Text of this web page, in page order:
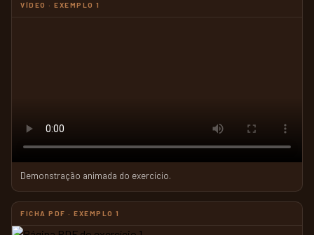
VÍDEO · EXEMPLO 1
Demonstração animada do exercício.
FICHA PDF · EXEMPLO 1